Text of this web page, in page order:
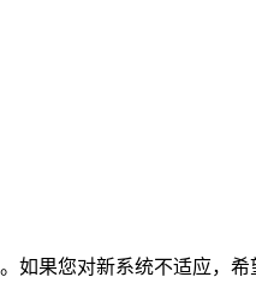
果您对新系统不适应，希